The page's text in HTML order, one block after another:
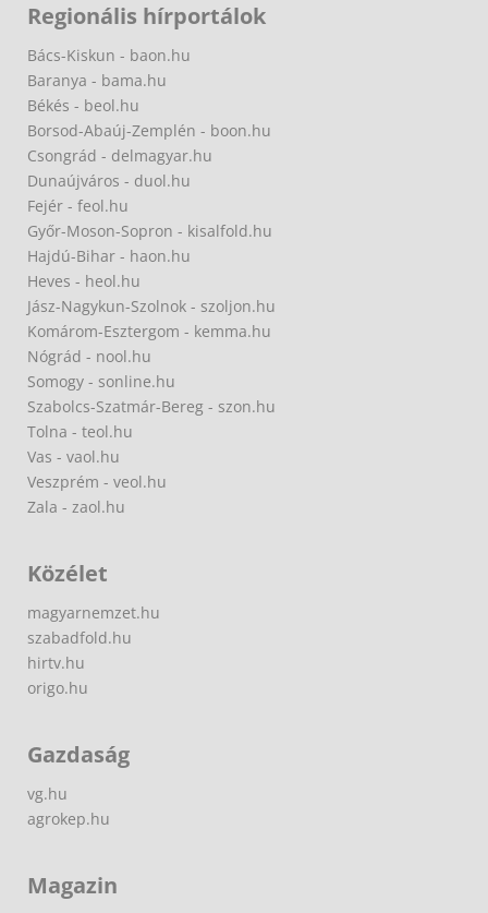
Regionális hírportálok
Bács-Kiskun - baon.hu
Baranya - bama.hu
Békés - beol.hu
Borsod-Abaúj-Zemplén - boon.hu
Csongrád - delmagyar.hu
Dunaújváros - duol.hu
Fejér - feol.hu
Győr-Moson-Sopron - kisalfold.hu
Hajdú-Bihar - haon.hu
Heves - heol.hu
Jász-Nagykun-Szolnok - szoljon.hu
Komárom-Esztergom - kemma.hu
Nógrád - nool.hu
Somogy - sonline.hu
Szabolcs-Szatmár-Bereg - szon.hu
Tolna - teol.hu
Vas - vaol.hu
Veszprém - veol.hu
Zala - zaol.hu
Közélet
magyarnemzet.hu
szabadfold.hu
hirtv.hu
origo.hu
Gazdaság
vg.hu
agrokep.hu
Magazin